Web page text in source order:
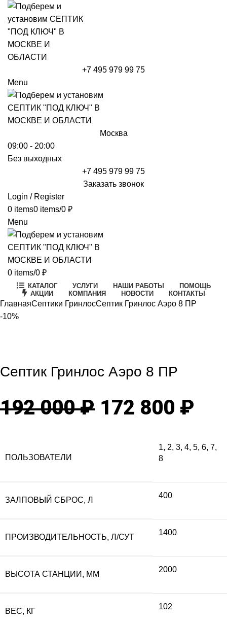
+7 495 979 99 75
Menu
Москва
09:00 - 20:00
Без выходных
+7 495 979 99 75
Заказать звонок
Login / Register
0 items0 items/0 ₽
Menu
0 items/0 ₽
КАТАЛОГ УСЛУГИ НАШИ РАБОТЫ
ПОМОЩЬ
АКЦИИ
КОМПАНИЯ НОВОСТИ КОНТАКТЫ
ГлавнаяСептики ГринлосСептик Гринлос Аэро 8 ПР
-10%
Септик Гринлос Аэро 8 ПР
192 000₽
000 ₽.
172 800 ₽
ПОЛЬЗОВАТЕЛИ
1, 2, 3, 4, 5, 6, 7,
8
ЗАЛПОВЫЙ СБРОС, Л
400
ПРОИЗВОДИТЕЛЬНОСТЬ, Л/СУТ
1400
ВЫСОТА СТАНЦИИ, ММ
2000
ВЕС, КГ
102